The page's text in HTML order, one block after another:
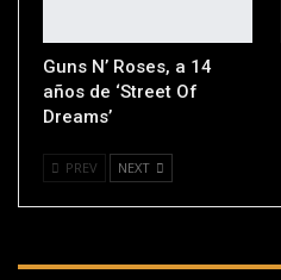
Guns N’ Roses, a 14
años de ‘Street Of
Dreams’
PREV NEXT